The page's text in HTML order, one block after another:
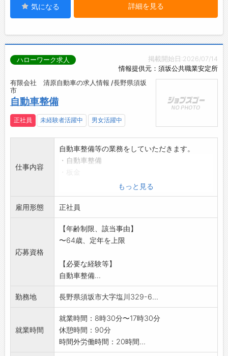
気になる 詳細を見る
掲載開始日:2026/07/14
情報提供元：須坂公共職業安定所
ハローワーク求人
有限会社 清原自動車の求人情報 /長野県須坂
市
自動車整備
正社員 未経験者活躍中 男女活躍中
仕事内容
自動車整備等の業務をしていただきます。
・自動車整備
※未経験の方も自動車の洗車、オイル交換、納
車等の業務から覚え
ていただきます。
※資格取得費用援助します。
※65歳以上の応募も可能です(労働条件について
変更範囲:変更なし
もっと見る
雇用形態 正社員
応募資格
【年齢制限、該当事由】
〜64歳、定年を上限
【必要な経験等】
自動車整備...
勤務地 長野県須坂市大字塩川329-6...
就業時間
就業時間：8時30分〜17時30分
休憩時間：90分
時間外労働時間：20時間...